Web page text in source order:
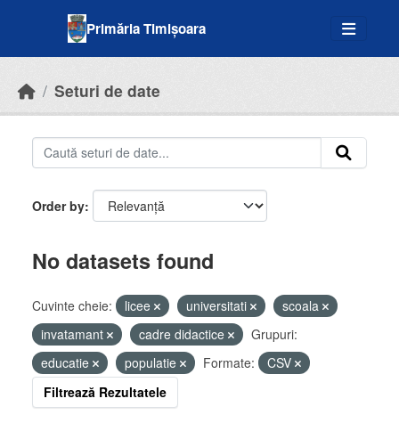
Primăria Timișoara
Seturi de date
Order by
No datasets found
Cuvinte cheie: licee universitati
scoala
invatamant
cadre didactice
Grupuri:
educatie
populatie Formate:
CSV
Filtrează Rezultatele